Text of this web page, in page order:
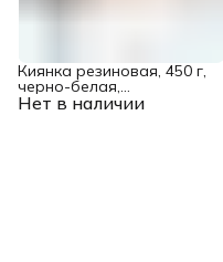
Нет в наличии
Киянка резиновая, 450 г,
черно-белая,
фибергласовая рукоятка